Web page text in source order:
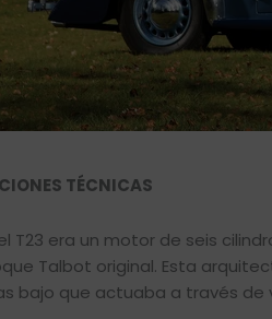
TÉCNICAS
T23 era un motor de seis
Talbot original. Esta
bajo que actuaba a través de